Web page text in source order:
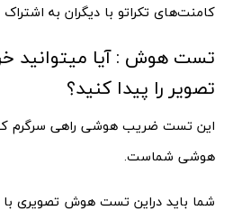
کامنت‌های تکراتو با دیگران به
تست هوش : آیا میتوانید
تصویر را پیدا کنید؟
این تست ضریب هوشی راهی سرگرم
هوشی شماست.
شما باید دراین تست هوش تصویری با